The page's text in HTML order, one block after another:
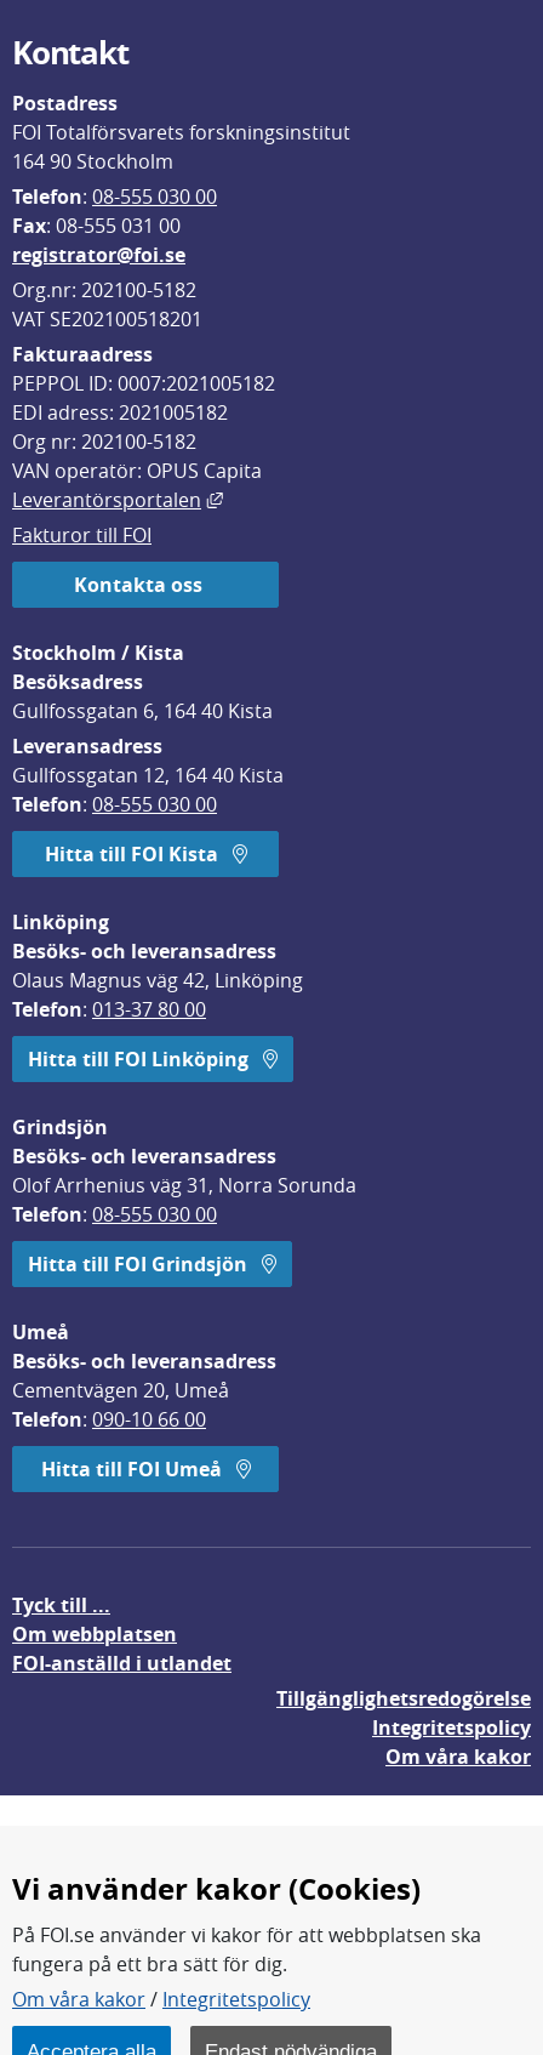
Kontakt
Postadress
FOI Totalförsvarets forskningsinstitut
164 90 Stockholm
Telefon: 08-555 030 00
Fax: 08-555 031 00
registrator@foi.se
Org.nr: 202100-5182
VAT SE202100518201
Fakturaadress
PEPPOL ID: 0007:2021005182
EDI adress: 2021005182
Org nr: 202100-5182
VAN operatör: OPUS Capita
Leverantörsportalen
Länk till annan webbplats, öppnas
Fakturor till FOI
Kontakta oss
Stockholm / Kista
Besöksadress
Gullfossgatan 6, 164 40 Kista
Leveransadress
Gullfossgatan 12, 164 40 Kista
Telefon: 08-555 030 00
Hitta till FOI Kista
Linköping
Besöks- och leveransadress
Olaus Magnus väg 42, Linköping
Telefon: 013-37 80 00
Hitta till FOI Linköping
Grindsjön
Besöks- och leveransadress
Olof Arrhenius väg 31, Norra Sorunda
Telefon: 08-555 030 00
Hitta till FOI Grindsjön
Umeå
Besöks- och leveransadress
Cementvägen 20, Umeå
Telefon: 090-10 66 00
Hitta till FOI Umeå
Tyck till ...
Om webbplatsen
FOI-anställd i utlandet
Tillgänglighetsredogörelse
Integritetspolicy
Om våra kakor
FOI forskar för en säkrare värld.
FOI:s kärnverksamhet är forskning, metod- och
teknikutveckling samt analyser och studier.
Vi använder kakor (Cookies)
På FOI.se använder vi kakor för att webbplatsen ska
fungera på ett bra sätt för dig.
Om våra kakor/ Integritetspolicy